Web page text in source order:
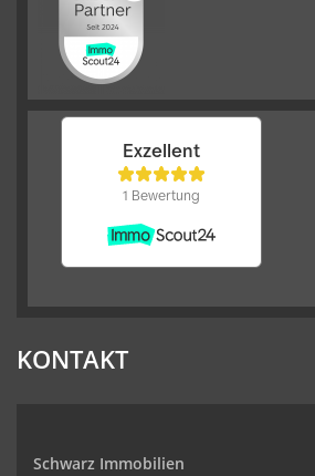
KONTAKT
Schwarz Immobilien